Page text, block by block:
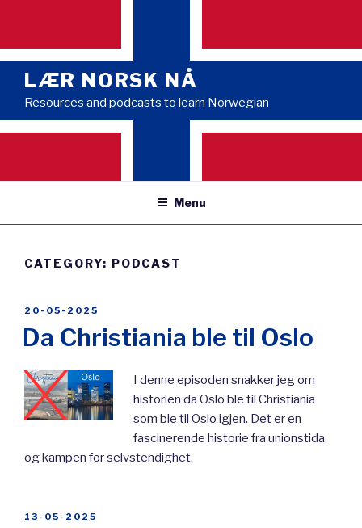
content
LÆR NORSK NÅ
Resources and podcasts to learn Norwegian
Menu
CATEGORY: PODCAST
POSTED
20-05-2025
Da Christiania ble til Oslo
I denne episoden snakker jeg om
historien da Oslo ble til Christiania
som ble til Oslo igjen. Det er en
fascinerende historie fra unionstida
og kampen for selvstendighet.
POSTED
13-05-2025